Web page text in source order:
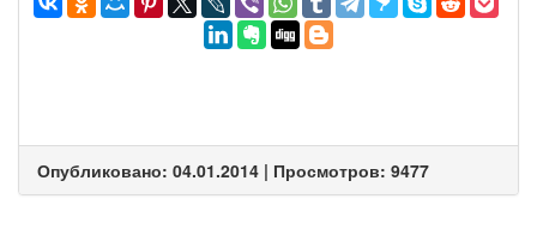
Опубликовано: 04.01.2014 | Просмотров: 9477